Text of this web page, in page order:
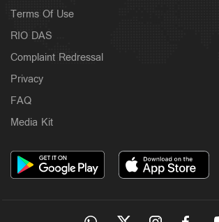
Terms Of Use
RIO DAS
Complaint Redressal
Privacy
FAQ
Media Kit